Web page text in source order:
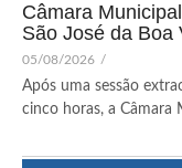
Câmara
São José da Boa
05/08/2026 /
Após uma sessão
cinco horas, a Câmara